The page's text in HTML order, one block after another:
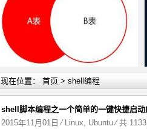
详细内容
现在位置： 首页 > shell编程
shell脚本编程之一个简单的一键快捷启动
2015年11月01日 ⁄ Linux, Ubuntu⁄ 共